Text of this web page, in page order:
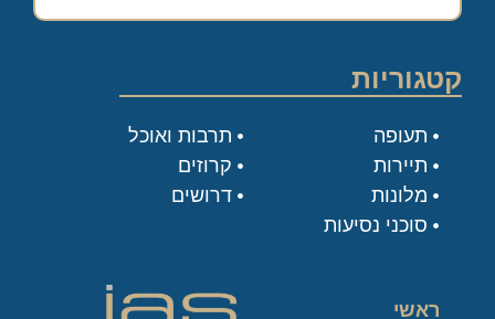
קטגוריות
תעופה
תיירות
מלונות
סוכני נסיעות
תרבות ואוכל
קרוזים
דרושים
ראשי